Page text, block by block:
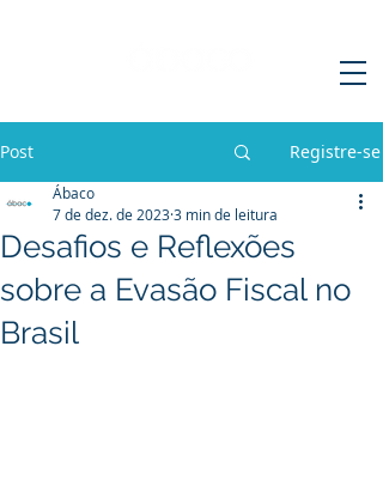
Post Registre-se
Desafios e Reflexões
sobre a Evasão Fiscal no
Brasil
Ábaco
7 de dez. de 20233 min de leitura